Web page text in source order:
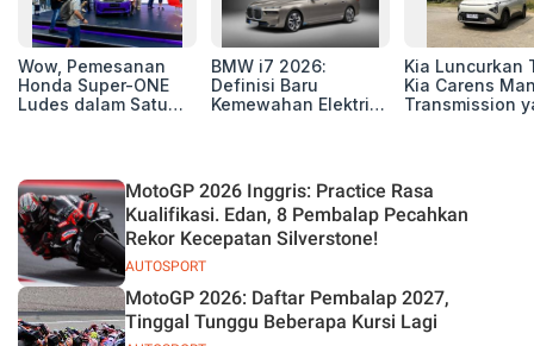
Wow, Pemesanan
Honda Super-ONE
Ludes dalam Satu
BMW i7 2026:
Definisi Baru
Kemewahan Elektrik
Kia Luncurkan
Kia Carens
Transmission
AUTOSPORT
MotoGP 2026 Inggris: Practice Rasa
Kualifikasi. Edan, 8 Pembalap Pecahkan
Rekor Kecepatan Silverstone!
MotoGP 2026: Daftar Pembalap 2027,
Tinggal Tunggu Beberapa Kursi Lagi